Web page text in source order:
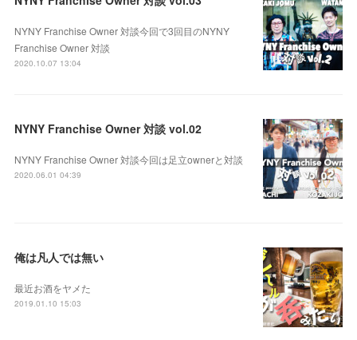
NYNY Franchise Owner 対談今回で3回目のNYNY
Franchise Owner 対談
2020.10.07 13:04
NYNY Franchise Owner 対談 vol.02
NYNY Franchise Owner 対談今回は足立ownerと対談
2020.06.01 04:39
俺は凡人では無い
最近お酒をヤメた
2019.01.10 15:03